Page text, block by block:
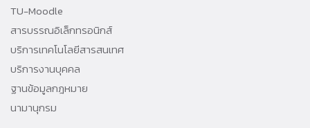
TU-Moodle
สารบรรณอิเล็กทรอนิกส์
บริการเทคโนโลยีสารสนเทศ
บริการงานบุคคล
ฐานข้อมูลกฎหมาย
นามานุกรม